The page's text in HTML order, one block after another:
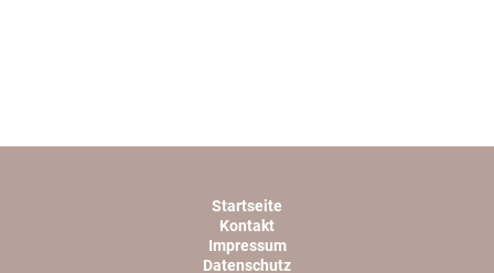
Startseite
Kontakt
Impressum
Datenschutz